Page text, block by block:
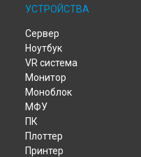
Настройка плоттера HP в
Настройка плоттера HP в
Настройка плоттера HP в
Настройка плоттера HP в
Настройка плоттера HP в
Настройка плоттера HP в
Настройка плоттера HP в
Настройка плоттера HP в
УСТРОЙСТВА
Сервер
Ноутбук
VR система
Монитор
Моноблок
МФУ
ПК
Плоттер
Принтер